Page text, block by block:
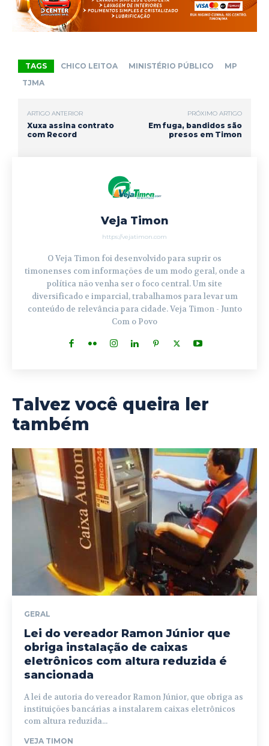
b
o
k
s
A
g
r
t
e
l e
TAGS CHICO LEITOA MINISTÉRIO PÚBLICO
MP
TJMA
ARTIGO ANTERIOR
Xuxa assina contrato
com Record
PRÓXIMO ARTIGO
Em fuga, bandidos são
presos em Timon
Veja Timon
https://vejatimon.com
O Veja Timon foi desenvolvido para suprir os
timonenses com informações de um modo geral, onde a
política não venha ser o foco central. Um site
diversificado e imparcial, trabalhamos para levar um
conteúdo de relevância para cidade. Veja Timon - Junto
Com o Povo
Talvez você queira ler
também
GERAL
Lei do vereador Ramon Júnior que
obriga instalação de caixas
eletrônicos com altura reduzida é
sancionada
A lei de autoria do vereador Ramon Júnior, que obriga as
instituições bancárias a instalarem caixas eletrônicos
com altura reduzida...
VEJA TIMON